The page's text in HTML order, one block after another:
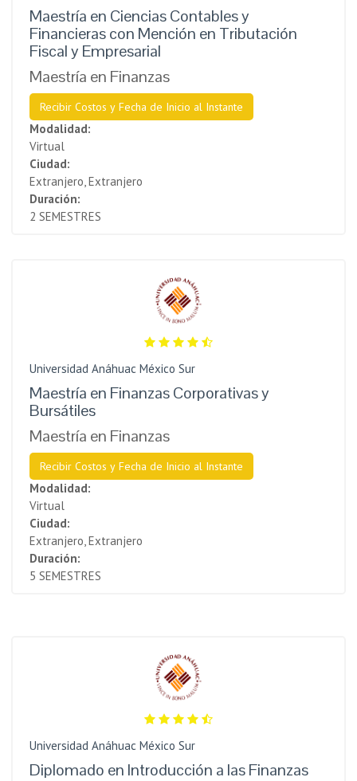
Maestría en Ciencias Contables y
Financieras con Mención en Tributación
Fiscal y Empresarial
Maestría en Finanzas
Recibir Costos y Fecha de Inicio al Instante
Modalidad:
Virtual
Ciudad:
Extranjero, Extranjero
Duración:
2 SEMESTRES
Universidad Anáhuac México Sur
Maestría en Finanzas Corporativas y
Bursátiles
Maestría en Finanzas
Recibir Costos y Fecha de Inicio al Instante
Modalidad:
Virtual
Ciudad:
Extranjero, Extranjero
Duración:
5 SEMESTRES
Universidad Anáhuac México Sur
Diplomado en Introducción a las Finanzas